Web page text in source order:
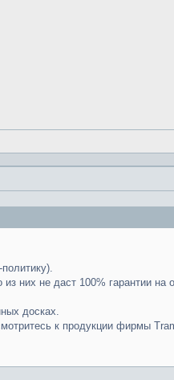
них не даст 100% гарантии на
досках.
к продукции фирмы